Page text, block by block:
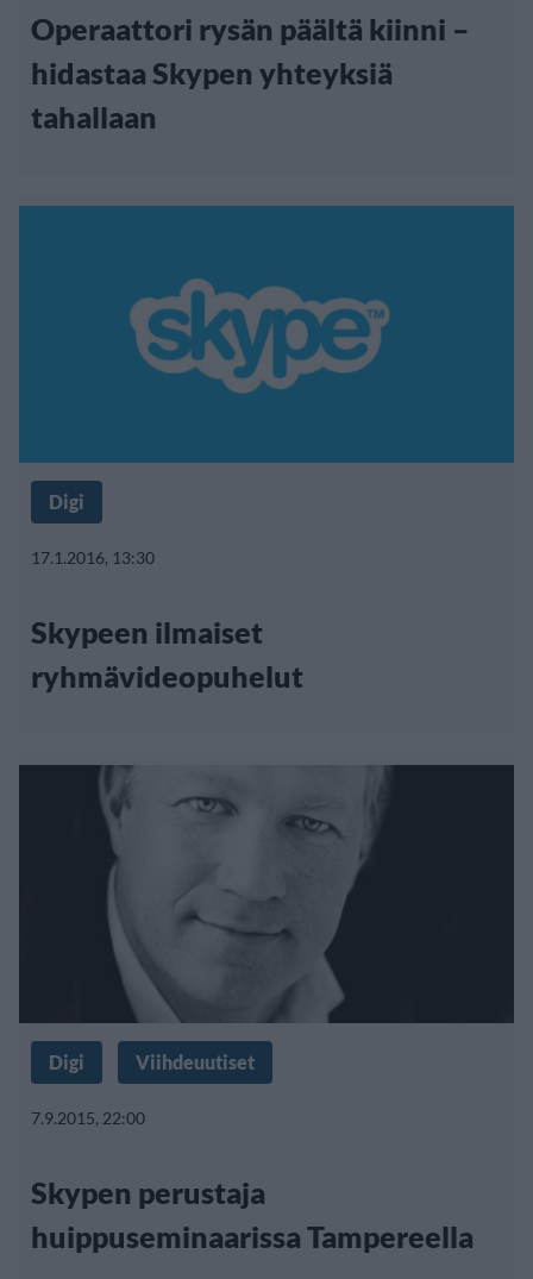
Operaattori rysän päältä kiinni –
hidastaa Skypen yhteyksiä
tahallaan
Digi
17.1.2016, 13:30
Skypeen ilmaiset
ryhmävideopuhelut
Digi Viihdeuutiset
7.9.2015, 22:00
Skypen perustaja
huippuseminaarissa Tampereella